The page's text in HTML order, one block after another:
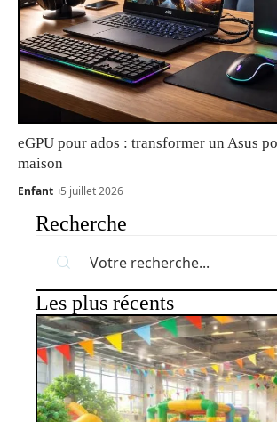
eGPU pour ados : transformer un Asus
maison
Enfant 5 juillet 2026
Recherche
Les plus récents